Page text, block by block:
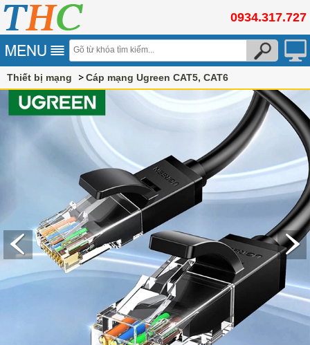
0934.317.727
Thiết bị mạng Cáp mạng Ugreen CAT5, CAT6